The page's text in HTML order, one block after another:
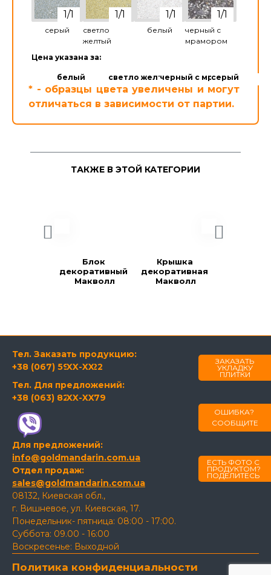
серый
светло
желтый
белый
черный с
мрамором
Цена указана за:
белый светло желтыйчерный с мрамором
серый
* - образцы цвета увеличены и могут
отличаться в зависимости от партии.
ТАКЖЕ В ЭТОЙ КАТЕГОРИИ
Блок
декоративный
Макволл
Крышка
декоративная
Макволл
Тел. Заказать продукцию:
+38 (067) 594-21-22
XX-XX
Тел. Для предложений:
+38 (063) 820-60-79
XX-XX
Для предложений:
info@goldmandarin.com.ua
Отдел продаж:
sales@goldmandarin.com.ua
08132, Киевская обл.,
г. Вишневое, ул. Киевская, 17.
Понедельник- пятница: 08:00 - 17:00.
Суббота: 09.00 - 16:00
Воскресенье: Выходной
Политика конфиденциальности
ЗАКАЗАТЬ
УКЛАДКУ
ПЛИТКИ
ОШИБКА?
СООБЩИТЕ
ЕСТЬ ФОТО С
ПРОДУКТОМ?
ПОДЕЛИТЕСЬ